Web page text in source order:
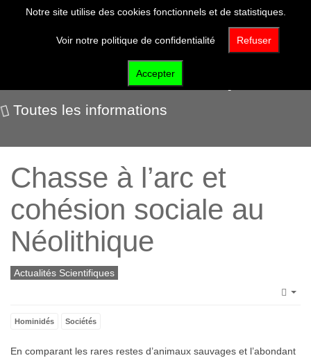
Actualités scientifiques
Toutes les informations
Chasse à l’arc et
cohésion sociale au
Néolithique
Actualités Scientifiques
Hominidés Sociétés
En comparant les rares restes d’animaux sauvages et l’abondant
Notre site utilise des cookies fonctionnels et de statistiques.
Voir notre politique de confidentialité Refuser
Accepter